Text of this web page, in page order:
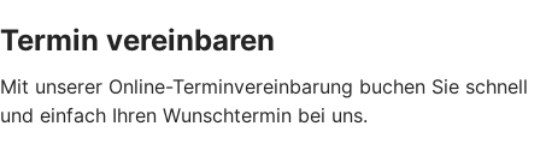
Termin vereinbaren
Mit unserer Online-Terminvereinbarung buchen Sie schnell
und einfach Ihren Wunschtermin bei uns.